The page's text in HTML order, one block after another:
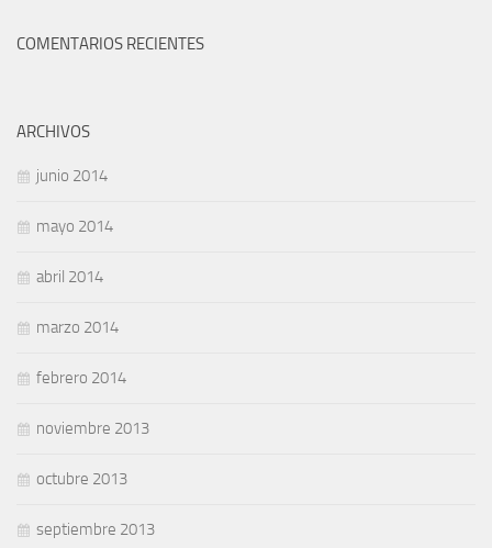
COMENTARIOS RECIENTES
ARCHIVOS
junio 2014
mayo 2014
abril 2014
marzo 2014
febrero 2014
noviembre 2013
octubre 2013
septiembre 2013